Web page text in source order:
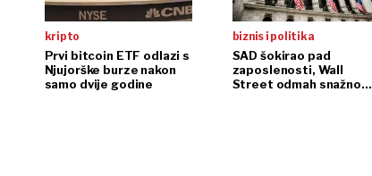
kripto
Prvi bitcoin ETF odlazi s
Njujorške burze nakon
samo dvije godine
biznis i politika
SAD šokirao pad
zaposlenosti, Wall
Street odmah snažno